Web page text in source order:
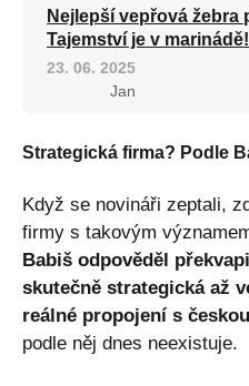
Nejlepší vepřová žebra
Tajemství je v marinádě!
23. 06. 2025
Jan
Strategická firma? Podle
Když se novináři zeptali,
firmy s takovým
Babiš odpověděl
skutečně strategická až
reálné propojení s
podle něj dnes neexistuje.